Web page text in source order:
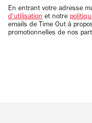
email
En entrant votre adresse
d'utilisation et notre
emails de Time Out à
promotionnelles de nos